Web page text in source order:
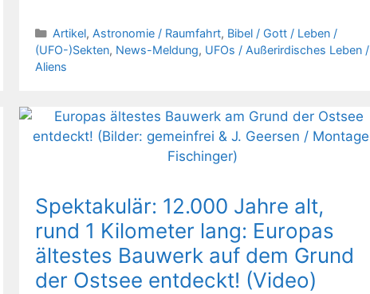
Kategorien
Artikel, Astronomie / Raumfahrt, Bibel / Gott / Leben /
(UFO-)Sekten, News-Meldung, UFOs / Außerirdisches Leben /
Aliens
Spektakulär: 12.000 Jahre alt,
rund 1 Kilometer lang: Europas
ältestes Bauwerk auf dem Grund
der Ostsee entdeckt! (Video)